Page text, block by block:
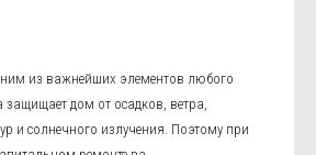
из важнейших элементов любого
дом от осадков, ветра,
и солнечного излучения. Поэтому при